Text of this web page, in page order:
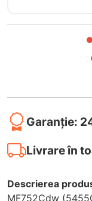
Garanție:
Livrare în
Descrierea
MF752Cdw